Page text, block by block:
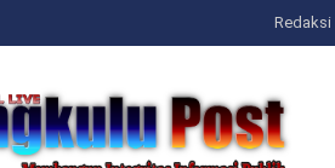
Redaksi